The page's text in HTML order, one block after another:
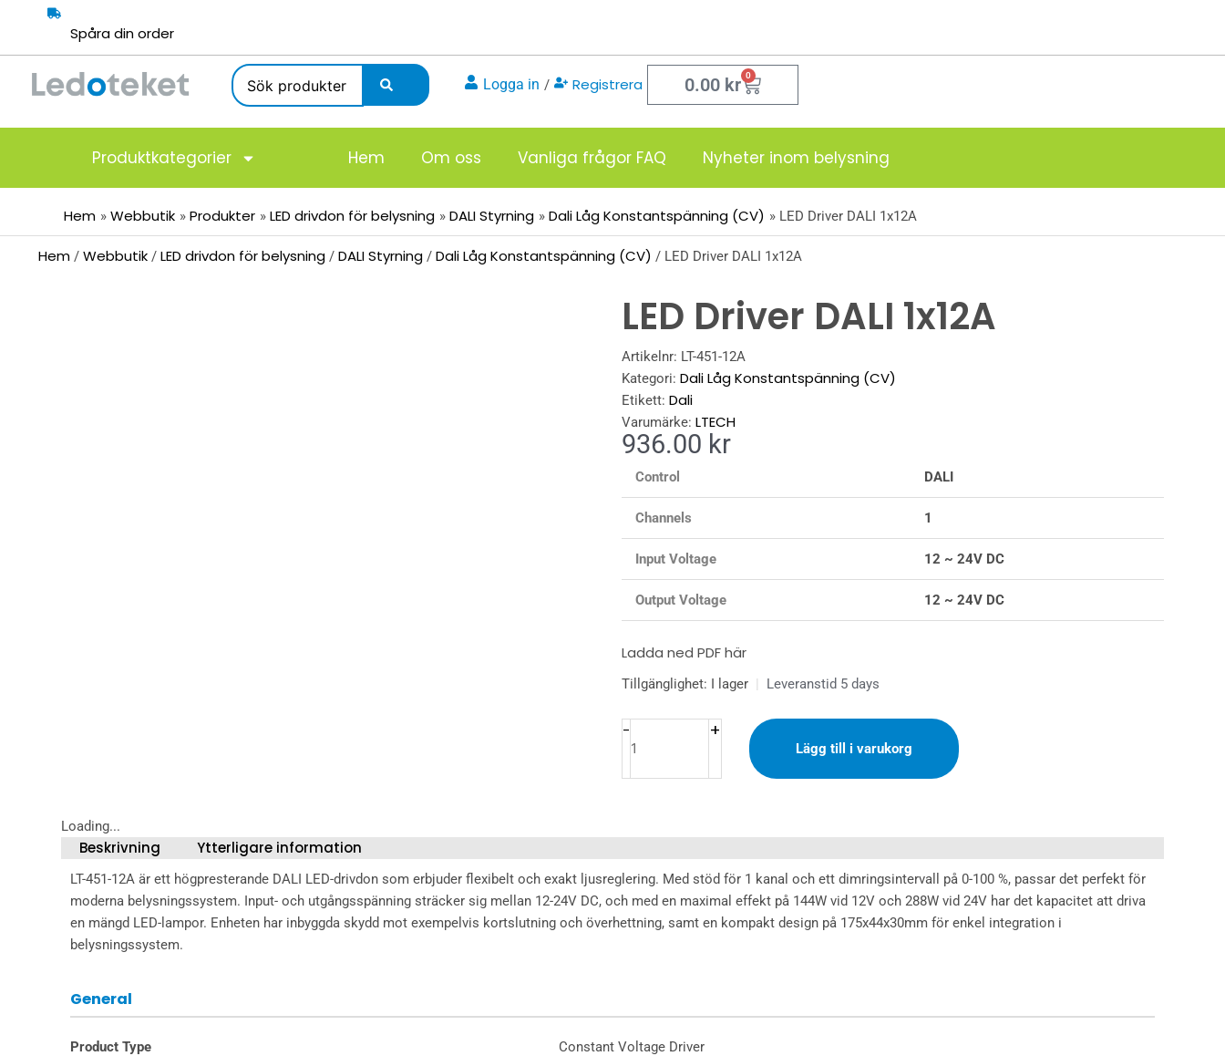
innehåll
Spåra din order
Search
...
Logga in / Registrera 0.00 kr 0
Varukorg
Produktkategorier Hem Om oss Vanliga frågor FAQ Nyheter inom belysning
Hem Webbutik Produkter LED drivdon för belysning DALI Styrning Dali Låg Konstantspänning (CV) LED Driver DALI 1x12A
Hem / Webbutik / LED drivdon för belysning / DALI Styrning / Dali Låg Konstantspänning (CV) / LED Driver DALI 1x12A
LED Driver DALI 1x12A
Artikelnr: LT-451-12A
Kategori: Dali Låg Konstantspänning (CV)
Etikett: Dali
Varumärke: LTECH
936.00 kr
Control DALI
Channels 1
Input Voltage 12 ~ 24V DC
Output Voltage 12 ~ 24V DC
Ladda ned PDF här
Tillgänglighet: I lager | Leveranstid 5 days
-
LED
DALI
1x12A
+
Lägg till i varukorg
Loading...
Beskrivning Ytterligare information
LT-451-12A är ett högpresterande DALI LED-drivdon som erbjuder flexibelt och exakt ljusreglering. Med stöd för 1 kanal och ett dimringsintervall på 0-100 %, passar det perfekt för
moderna belysningssystem. Input- och utgångsspänning sträcker sig mellan 12-24V DC, och med en maximal effekt på 144W vid 12V och 288W vid 24V har det kapacitet att driva
en mängd LED-lampor. Enheten har inbyggda skydd mot exempelvis kortslutning och överhettning, samt en kompakt design på 175x44x30mm för enkel integration i
belysningssystem.
General
Product Type Constant Voltage Driver